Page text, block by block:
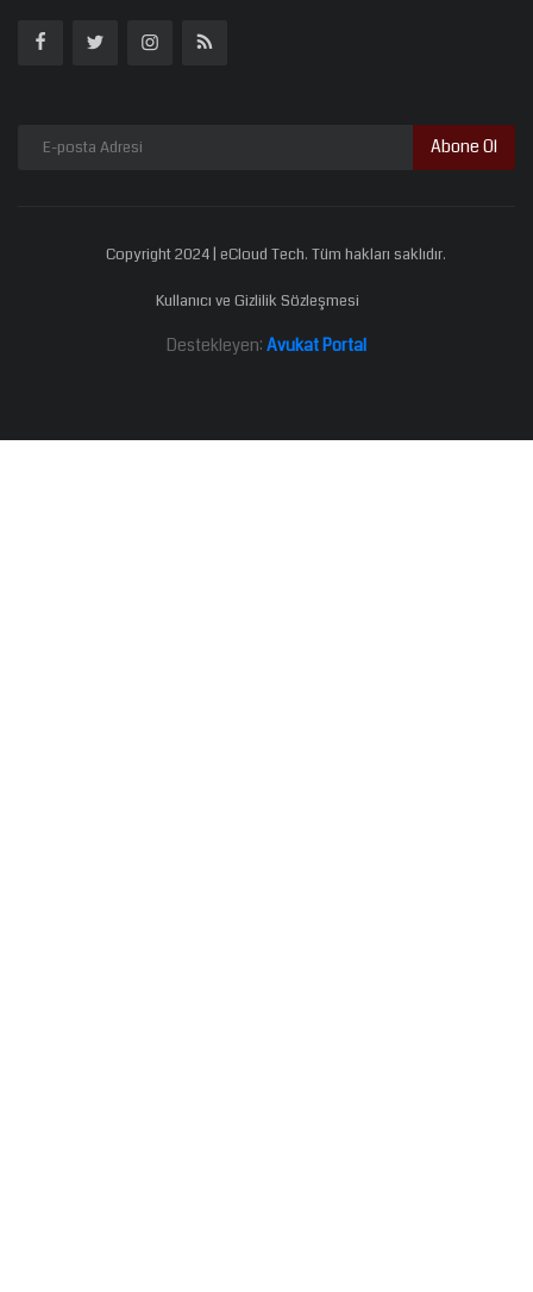
Abone Ol
Copyright 2024 | eCloud Tech. Tüm hakları saklıdır.
Kullanıcı ve Gizlilik Sözleşmesi
Destekleyen: Avukat Portal